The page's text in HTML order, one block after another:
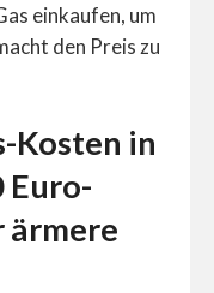
einkaufen, um
den Preis zu
Kosten in
Euro-
ärmere